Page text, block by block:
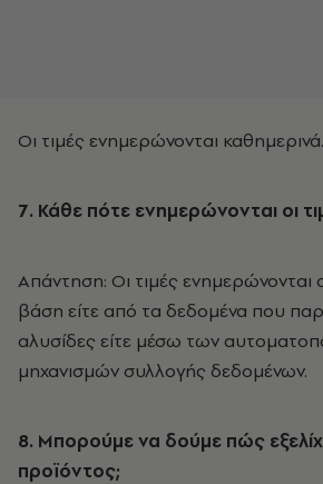
Οι τιμές ενημερώνονται καθημερινά.
7. Κάθε πότε ενημερώνονται οι
Απάντηση: Οι τιμές ενημερώνονται
βάση είτε από τα δεδομένα που
αλυσίδες είτε μέσω των
μηχανισμών συλλογής δεδομένων.
8. Μπορούμε να δούμε πώς
προϊόντος;